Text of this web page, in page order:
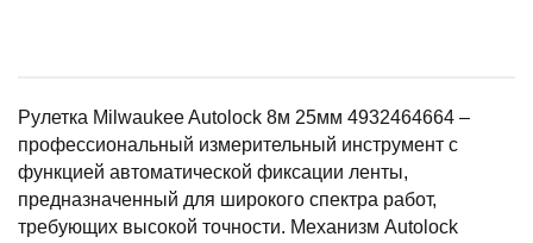
Рулетка Milwaukee Autolock 8м 25мм 4932464664 –
профессиональный измерительный инструмент с
функцией автоматической фиксации ленты,
предназначенный для широкого спектра работ,
требующих высокой точности. Механизм Autolock